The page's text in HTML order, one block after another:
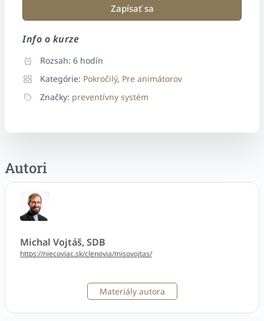
Zapísať sa
Info o kurze
Rozsah: 6 hodín
Kategórie: Pokročilý, Pre animátorov
Značky: preventívny systém
Autori
Michal Vojtáš, SDB
https://niecoviac.sk/clenovia/misovojtas/
Materiály autora